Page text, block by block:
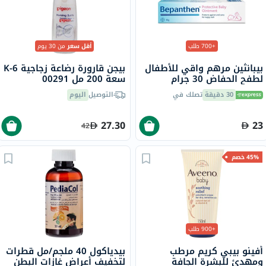
+700 طلب
بيبانثين مرهم واقي للأطفال
لطفح الحفاض 30 جرام
30 دقيقة تصلك في
23
أقل سعرمن 30 يوم
بيجن قارورة رضاعة زجاجية K-6
سعة 200 مل 00291
التوصيل اليوم
27.30
42
45% خصم
+900 طلب
أفينو بيبي كريم مرطب
ومهدئ للبشرة الجافة
بيدياكول 40 ملجم/مل قطرات
لتخفيف أعراض غازات البطن